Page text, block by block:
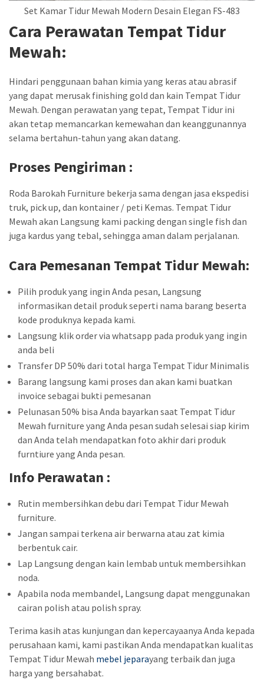
Set Kamar Tidur Mewah Modern Desain Elegan FS-483
Cara Perawatan Tempat Tidur
Mewah:
Hindari penggunaan bahan kimia yang keras atau abrasif
yang dapat merusak finishing gold dan kain Tempat Tidur
Mewah. Dengan perawatan yang tepat, Tempat Tidur ini
akan tetap memancarkan kemewahan dan keanggunannya
selama bertahun-tahun yang akan datang.
Proses Pengiriman :
Roda Barokah Furniture bekerja sama dengan jasa ekspedisi
truk, pick up, dan kontainer / peti Kemas. Tempat Tidur
Mewah akan Langsung kami packing dengan single fish dan
juga kardus yang tebal, sehingga aman dalam perjalanan.
Cara Pemesanan Tempat Tidur Mewah:
Pilih produk yang ingin Anda pesan, Langsung
informasikan detail produk seperti nama barang beserta
kode produknya kepada kami.
Langsung klik order via whatsapp pada produk yang ingin
anda beli
Transfer DP 50% dari total harga Tempat Tidur Minimalis
Barang langsung kami proses dan akan kami buatkan
invoice sebagai bukti pemesanan
Pelunasan 50% bisa Anda bayarkan saat Tempat Tidur
Mewah furniture yang Anda pesan sudah selesai siap kirim
dan Anda telah mendapatkan foto akhir dari produk
furntiure yang Anda pesan.
Info Perawatan :
Rutin membersihkan debu dari Tempat Tidur Mewah
furniture.
Jangan sampai terkena air berwarna atau zat kimia
berbentuk cair.
Lap Langsung dengan kain lembab untuk membersihkan
noda.
Apabila noda membandel, Langsung dapat menggunakan
cairan polish atau polish spray.
Terima kasih atas kunjungan dan kepercayaanya Anda kepada
perusahaan kami, kami pastikan Anda mendapatkan kualitas
Tempat Tidur Mewah mebel jeparayang terbaik dan juga
harga yang bersahabat.